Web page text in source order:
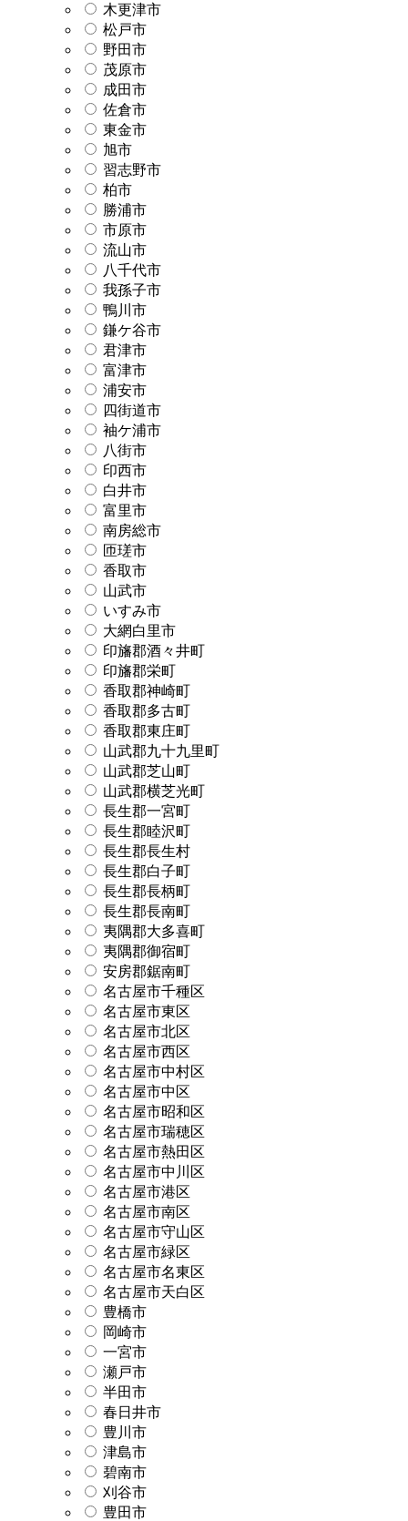
木更津市
松戸市
野田市
茂原市
成田市
佐倉市
東金市
旭市
習志野市
柏市
勝浦市
市原市
流山市
八千代市
我孫子市
鴨川市
鎌ケ谷市
君津市
富津市
浦安市
四街道市
袖ケ浦市
八街市
印西市
白井市
富里市
南房総市
匝瑳市
香取市
山武市
いすみ市
大網白里市
印旛郡酒々井町
印旛郡栄町
香取郡神崎町
香取郡多古町
香取郡東庄町
山武郡九十九里町
山武郡芝山町
山武郡横芝光町
長生郡一宮町
長生郡睦沢町
長生郡長生村
長生郡白子町
長生郡長柄町
長生郡長南町
夷隅郡大多喜町
夷隅郡御宿町
安房郡鋸南町
名古屋市千種区
名古屋市東区
名古屋市北区
名古屋市西区
名古屋市中村区
名古屋市中区
名古屋市昭和区
名古屋市瑞穂区
名古屋市熱田区
名古屋市中川区
名古屋市港区
名古屋市南区
名古屋市守山区
名古屋市緑区
名古屋市名東区
名古屋市天白区
豊橋市
岡崎市
一宮市
瀬戸市
半田市
春日井市
豊川市
津島市
碧南市
刈谷市
豊田市